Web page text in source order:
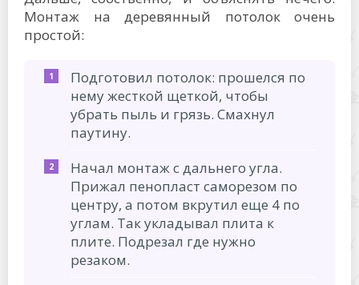
Монтаж на деревянный потолок очень
простой:
Подготовил потолок: прошелся по
нему жесткой щеткой, чтобы
убрать пыль и грязь. Смахнул
паутину.
Начал монтаж с дальнего угла.
Прижал пенопласт саморезом по
центру, а потом вкрутил еще 4 по
углам. Так укладывал плита к
плите. Подрезал где нужно
резаком.